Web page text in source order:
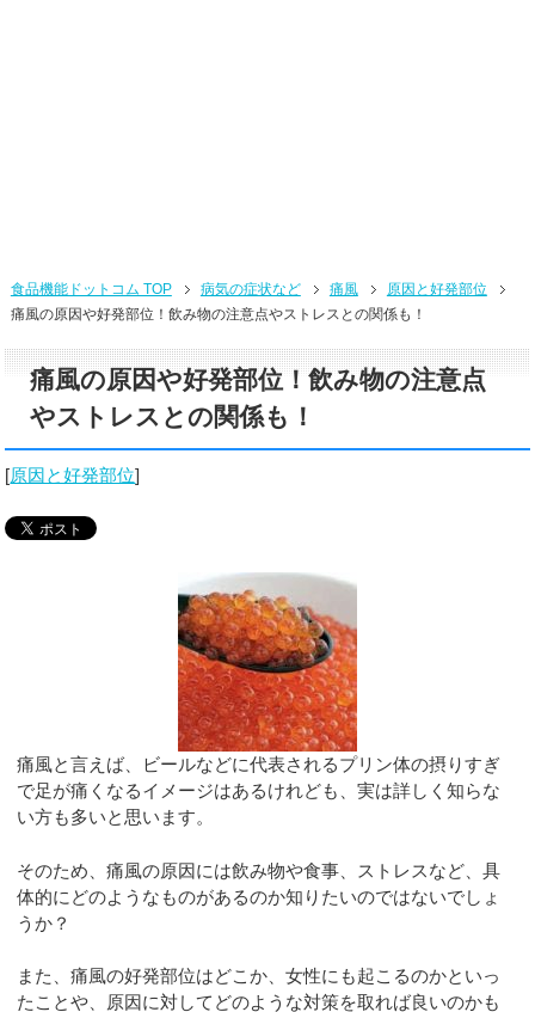
食品機能ドットコム TOP 病気の症状など 痛風
原因と好発部位
痛風の原因や好発部位！飲み物の注意点やストレスとの関係も！
痛風の原因や好発部位！飲み物の注意点
やストレスとの関係も！
[原因と好発部位]
痛風と言えば、ビールなどに代表されるプリン体の摂りすぎ
で足が痛くなるイメージはあるけれども、実は詳しく知らな
い方も多いと思います。
そのため、痛風の原因には飲み物や食事、ストレスなど、具
体的にどのようなものがあるのか知りたいのではないでしょ
うか？
また、痛風の好発部位はどこか、女性にも起こるのかといっ
たことや、原因に対してどのような対策を取れば良いのかも